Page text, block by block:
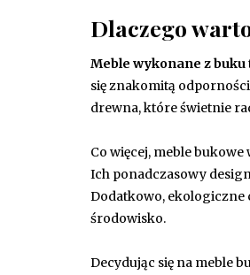
Dlaczego
Meble wykonane z buku
się znakomitą
drewna, które świetnie
Co więcej, meble
Ich ponadczasowy
Dodatkowo, ekologiczne
środowisko.
Decydując się na meble